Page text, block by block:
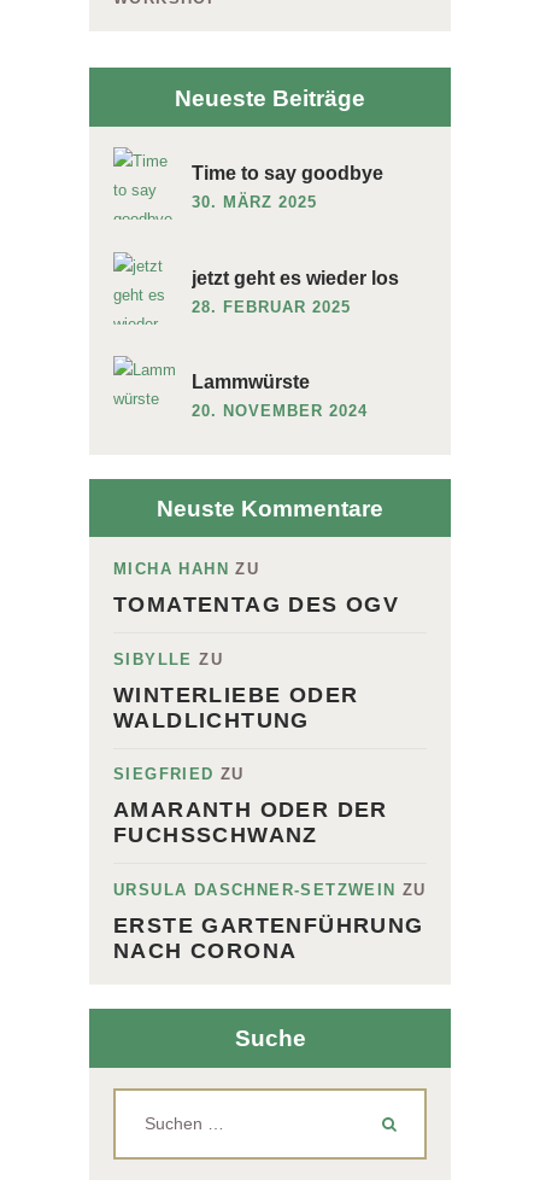
Neueste Beiträge
Time to say goodbye
30. MÄRZ 2025
jetzt geht es wieder los
28. FEBRUAR 2025
Lammwürste
20. NOVEMBER 2024
Neuste Kommentare
MICHA HAHN ZU
TOMATENTAG DES OGV
SIBYLLE ZU
WINTERLIEBE ODER
WALDLICHTUNG
SIEGFRIED ZU
AMARANTH ODER DER
FUCHSSCHWANZ
URSULA DASCHNER-SETZWEIN ZU
ERSTE GARTENFÜHRUNG
NACH CORONA
Suche
nach: